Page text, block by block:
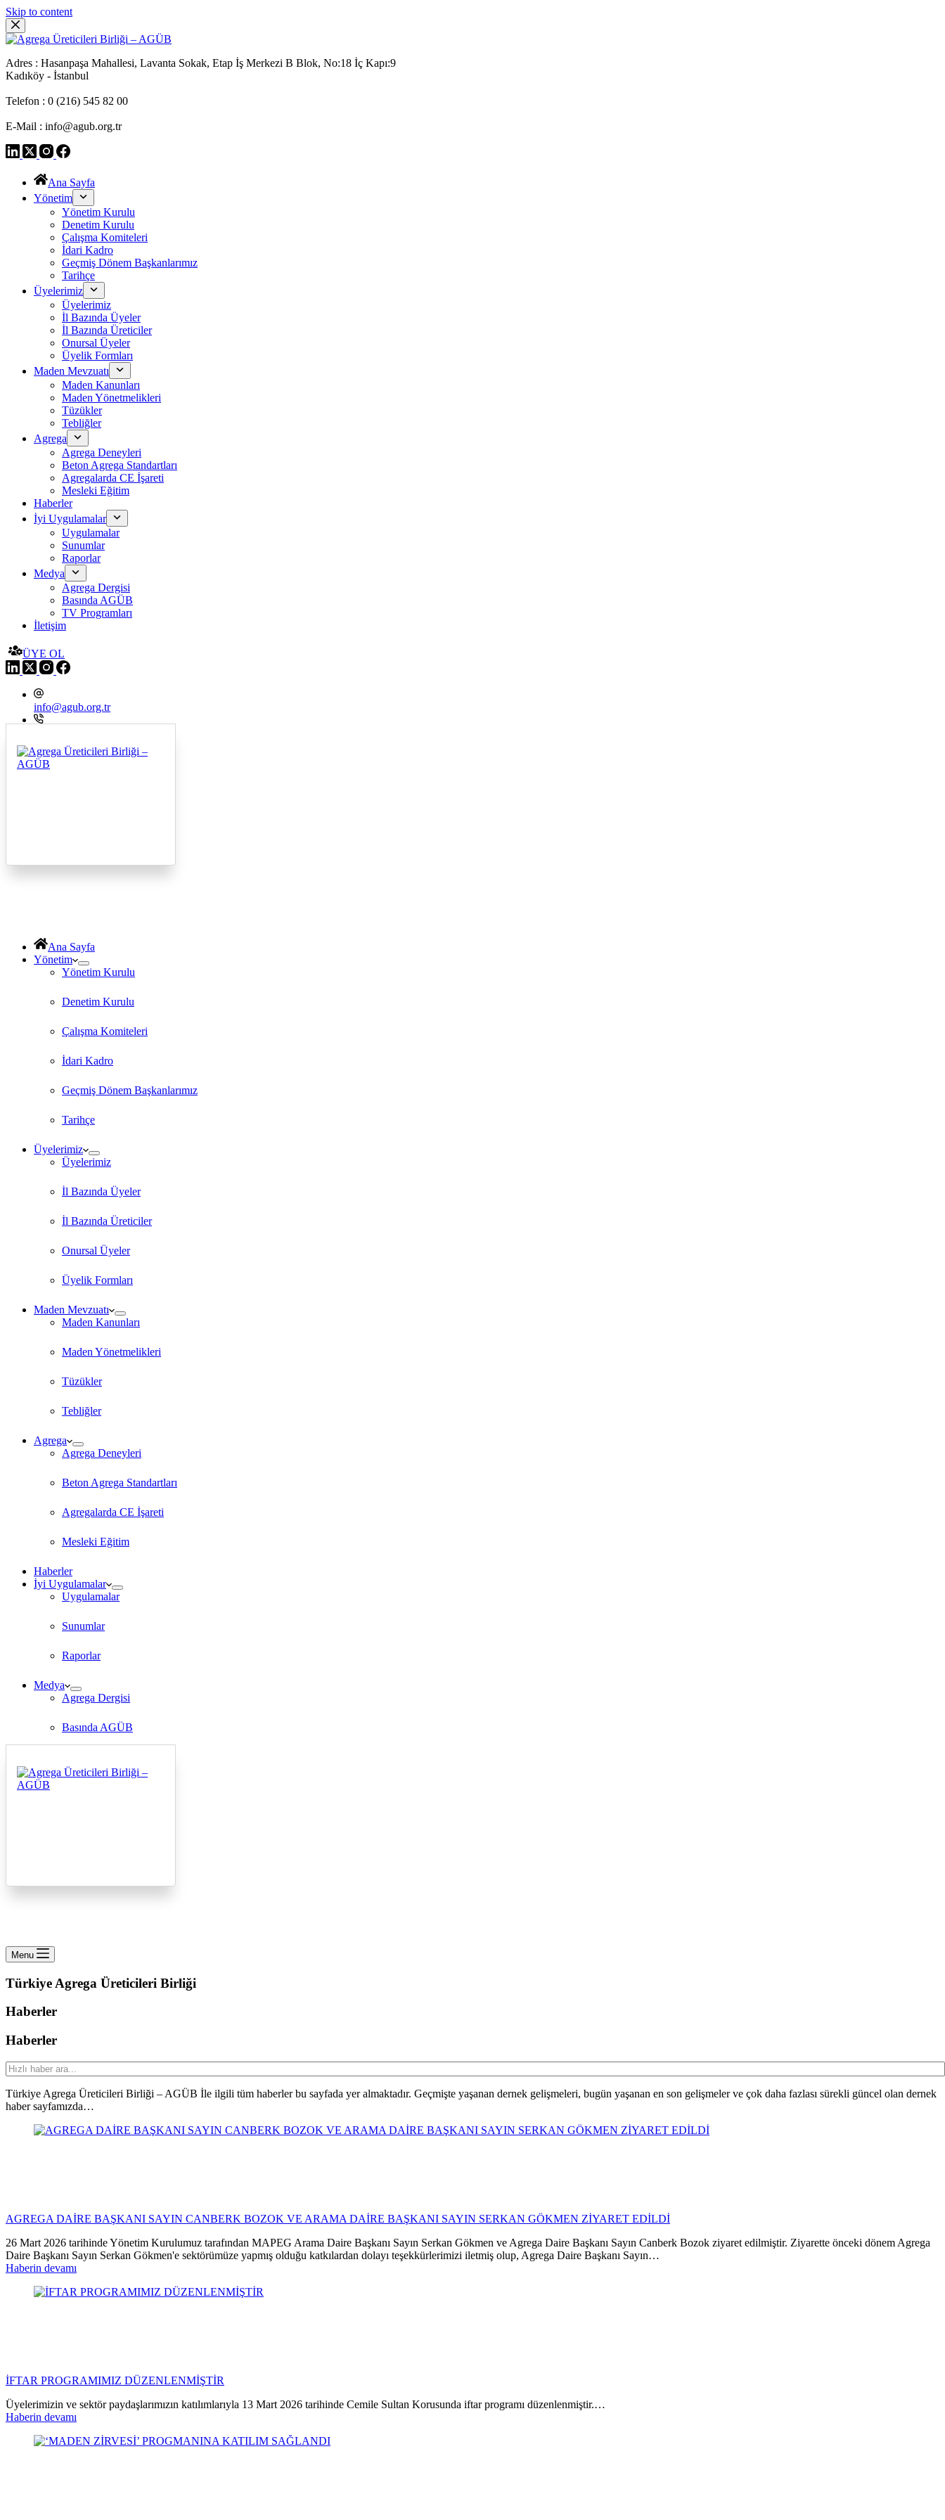
Skip to content
Adres : Hasanpaşa Mahallesi, Lavanta Sokak, Etap İş Merkezi B Blok, No:18 İç Kapı:9
Kadıköy - İstanbul
Telefon : 0 (216) 545 82 00
E-Mail : info@agub.org.tr
Ana Sayfa
Yönetim
Yönetim Kurulu
Denetim Kurulu
Çalışma Komiteleri
İdari Kadro
Geçmiş Dönem Başkanlarımız
Tarihçe
Üyelerimiz
Üyelerimiz
İl Bazında Üyeler
İl Bazında Üreticiler
Onursal Üyeler
Üyelik Formları
Maden Mevzuatı
Maden Kanunları
Maden Yönetmelikleri
Tüzükler
Tebliğler
Agrega
Agrega Deneyleri
Beton Agrega Standartları
Agregalarda CE İşareti
Mesleki Eğitim
Haberler
İyi Uygulamalar
Uygulamalar
Sunumlar
Raporlar
Medya
Agrega Dergisi
Basında AGÜB
TV Programları
İletişim
ÜYE OL
info@agub.org.tr
Ana Sayfa
Yönetim
Yönetim Kurulu
Denetim Kurulu
Çalışma Komiteleri
İdari Kadro
Geçmiş Dönem Başkanlarımız
Tarihçe
Üyelerimiz
Üyelerimiz
İl Bazında Üyeler
İl Bazında Üreticiler
Onursal Üyeler
Üyelik Formları
Maden Mevzuatı
Maden Kanunları
Maden Yönetmelikleri
Tüzükler
Tebliğler
Agrega
Agrega Deneyleri
Beton Agrega Standartları
Agregalarda CE İşareti
Mesleki Eğitim
Haberler
İyi Uygulamalar
Uygulamalar
Sunumlar
Raporlar
Medya
Agrega Dergisi
Basında AGÜB
İletişim
Menu
Türkiye Agrega Üreticileri Birliği
Haberler
Haberler
Türkiye Agrega Üreticileri Birliği – AGÜB İle ilgili tüm haberler bu sayfada yer almaktadır. Geçmişte yaşanan dernek gelişmeleri, bugün yaşanan en son gelişmeler ve çok daha fazlası sürekli güncel olan dernek
haber sayfamızda…
AGREGA DAİRE BAŞKANI SAYIN CANBERK BOZOK VE ARAMA DAİRE BAŞKANI SAYIN SERKAN GÖKMEN ZİYARET EDİLDİ
26 Mart 2026 tarihinde Yönetim Kurulumuz tarafından MAPEG Arama Daire Başkanı Sayın Serkan Gökmen ve Agrega Daire Başkanı Sayın Canberk Bozok ziyaret edilmiştir. Ziyarette önceki dönem Agrega
Daire Başkanı Sayın Serkan Gökmen'e sektörümüze yapmış olduğu katkılardan dolayı teşekkürlerimizi iletmiş olup, Agrega Daire Başkanı Sayın…
Haberin devamı
İFTAR PROGRAMIMIZ DÜZENLENMİŞTİR
Üyelerimizin ve sektör paydaşlarımızın katılımlarıyla 13 Mart 2026 tarihinde Cemile Sultan Korusunda iftar programı düzenlenmiştir.…
Haberin devamı